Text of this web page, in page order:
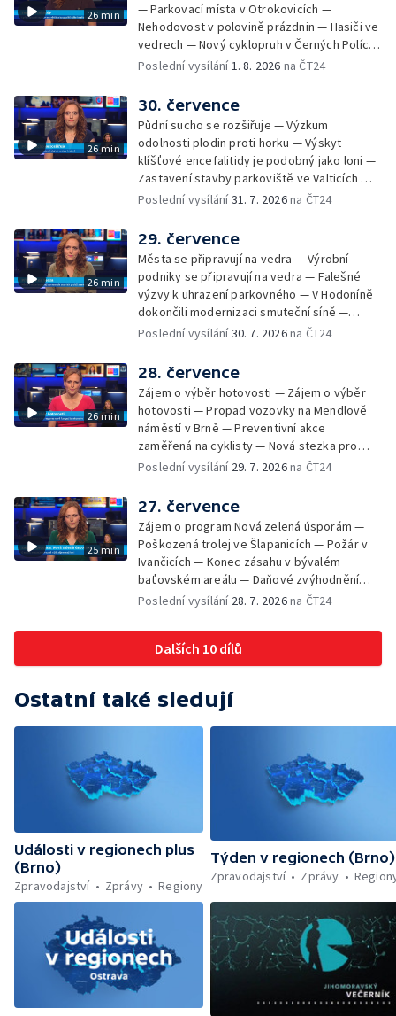
26 min
— Parkovací místa v Otrokovicích —
Nehodovost v polovině prázdnin — Hasiči ve
vedrech — Nový cyklopruh v Černých Polích
— Květinová výstava ve Věžkách
Poslední vysílání1. 8. 2026 na ČT24
26 min
30. července
Půdní sucho se rozšiřuje — Výzkum
odolnosti plodin proti horku — Výskyt
klíšťové encefalitidy je podobný jako loni —
Zastavení stavby parkoviště ve Valticích —
Spor o lokalitu lesa v Rožnově pod
organismus — Kybernetický incident na
Masarykově univerzitě — Slavnostní
vyřazení absolventů Univerzity obran —
Letní kurzy umění pro mladé — Mobilní
kurníky pomáhají na poli
Poslední vysílání31. 7. 2026na ČT24
26 min
29. července
Města se připravují na vedra — Výrobní
podniky se připravují na vedra — Falešné
výzvy k uhrazení parkovného — V Hodoníně
dokončili modernizaci smuteční síně —
Chybějící toalety u dětských hřišť —
bývalého nákupního domu Letná — Končí 52.
ročník Letní filmové školy — 3. ročník
komunitní akce Stůl ve středu — Cesta na
podporu paliativní péče
Poslední vysílání30. 7. 2026na ČT24
26 min
28. července
Zájem o výběr hotovosti — Zájem o výběr
hotovosti — Propad vozovky na Mendlově
náměstí v Brně — Preventivní akce
zaměřená na cyklisty — Nová stezka pro
cyklisty na Zlínsku — Letecká linka mezi
pozorovat zatmění Slunce — Den AČFK na
Letní filmové škole — Milan Uhde slaví 90 let
— Rekonstrukce vojenského srubu
Poslední vysílání 29. 7. 2026na ČT24
25 min
27. července
Zájem o program Nová zelená úsporám —
Poškozená trolej ve Šlapanicích — Požár v
Ivančicích — Konec zásahu v bývalém
baťovském areálu — Daňové zvýhodnění
vína — Výhružky na magistrátu v Olomouci —
Brněnské týmy v první fotbalové lize —
Chystaná rekonstrukce bývalé věznice —
Nový seriál pro děti
Poslední vysílání 28. 7. 2026na ČT24
Dalších 10 dílů
Ostatní také sledují
Události v regionech plus
(Brno)
Zpravodajství
Zprávy Regiony
Týden v regionech (Brno)
Zpravodajství
Zprávy